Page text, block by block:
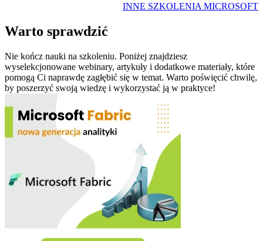
INNE SZKOLENIA MICROSOFT
Warto sprawdzić
Nie kończ nauki na szkoleniu. Poniżej znajdziesz
wyselekcjonowane webinary, artykuły i dodatkowe materiały, które
pomogą Ci naprawdę zagłębić się w temat. Warto poświęcić chwilę,
by poszerzyć swoją wiedzę i wykorzystać ją w praktyce!